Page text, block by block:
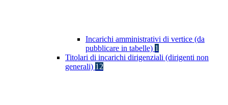
Incarichi amministrativi di vertice (da
pubblicare in tabelle) 1
Titolari di incarichi dirigenziali (dirigenti non
generali) 12